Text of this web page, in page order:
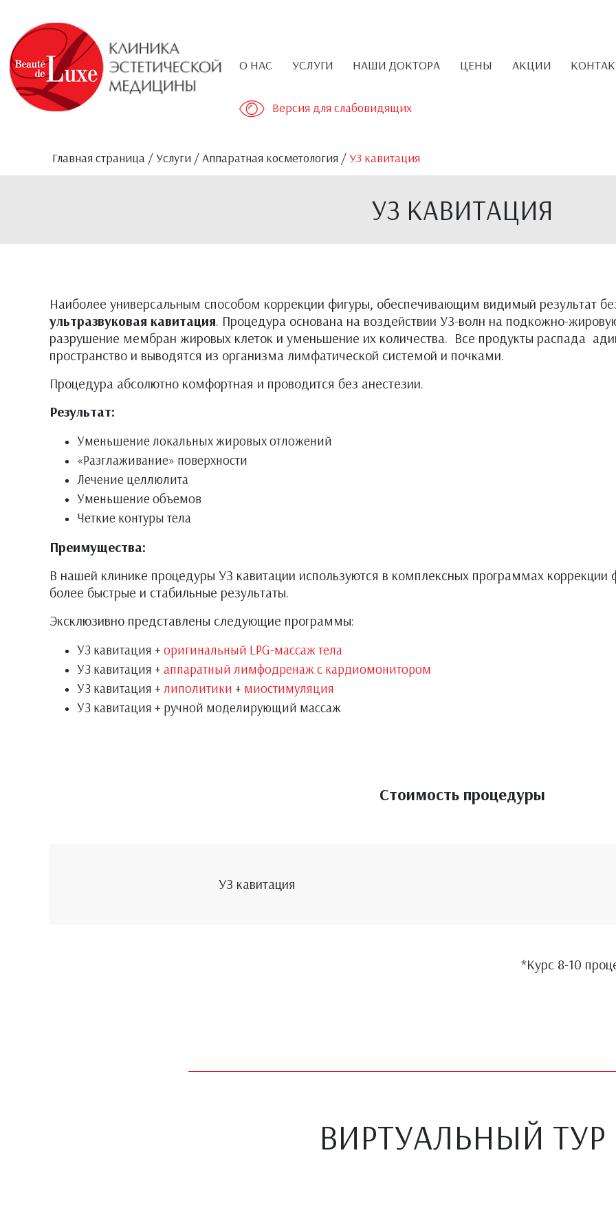
О НАС УСЛУГИ НАШИ ДОКТОРА ЦЕНЫ АКЦИИ
Версия для слабовидящих
Главная страница /Услуги /Аппаратная косметология /УЗ кавитация
УЗ КАВИТАЦИЯ
Наиболее универсальным способом коррекции фигуры, обеспечивающим видимый результат
ультразвуковая кавитация. Процедура основана на воздействии УЗ-волн на подкожно-
разрушение мембран жировых клеток и уменьшение их количества. Все продукты распада
пространство и выводятся из организма лимфатической системой и почками.
Процедура абсолютно комфортная и проводится без анестезии.
Результат:
Уменьшение локальных жировых отложений
«Разглаживание» поверхности
Лечение целлюлита
Уменьшение объемов
Четкие контуры тела
Преимущества:
В нашей клинике процедуры УЗ кавитации используются в комплексных программах коррекции
более быстрые и стабильные результаты.
Эксклюзивно представлены следующие программы:
УЗ кавитация + оригинальный LPG-массаж тела
УЗ кавитация + аппаратный лимфодренаж с кардиомонитором
УЗ кавитация + липолитики + миостимуляция
УЗ кавитация + ручной моделирующий массаж
Стоимость процедуры
УЗ кавитация
*Курс 8-10
ВИРТУАЛЬНЫЙ ТУР